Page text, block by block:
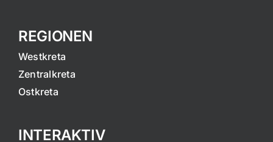
REGIONEN
Westkreta
Zentralkreta
Ostkreta
INTERAKTIV